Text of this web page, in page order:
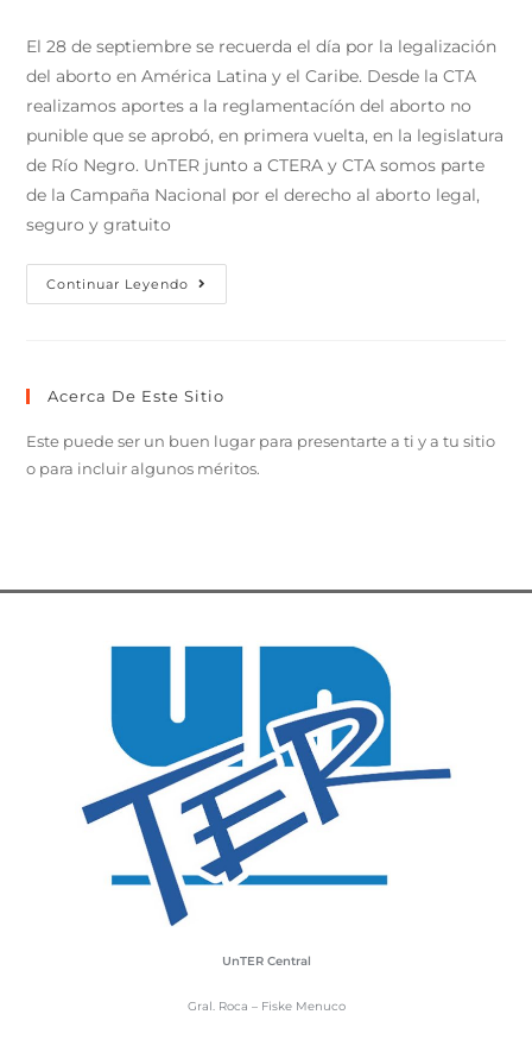
El 28 de septiembre se recuerda el día por la legalización
del aborto en América Latina y el Caribe. Desde la CTA
realizamos aportes a la reglamentacíón del aborto no
punible que se aprobó, en primera vuelta, en la legislatura
de Río Negro. UnTER junto a CTERA y CTA somos parte
de la Campaña Nacional por el derecho al aborto legal,
seguro y gratuito
Continuar Leyendo
Acerca De Este Sitio
Este puede ser un buen lugar para presentarte a ti y a tu sitio
o para incluir algunos méritos.
UnTER Central
Gral. Roca – Fiske Menuco